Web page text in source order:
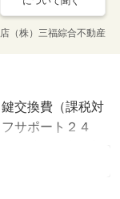
（株）三福綜合不動産
交換費（課税対
サポート２４
会社利用必：初
居可／子供可／